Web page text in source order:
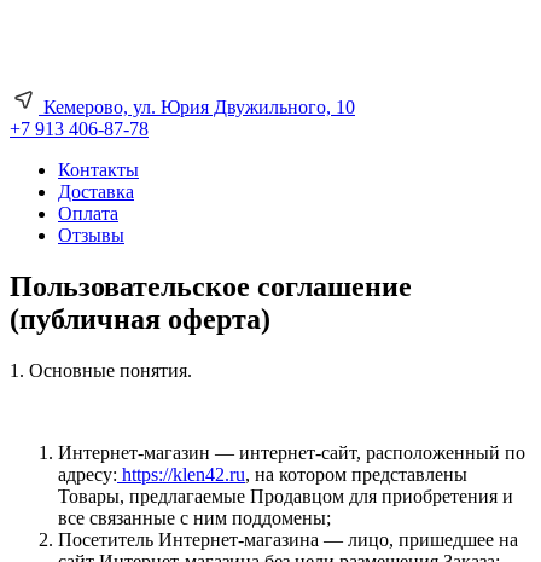
Кемерово, ул. Юрия Двужильного, 10
+7 913 406-87-78
Контакты
Доставка
Оплата
Отзывы
Пользовательское соглашение
(публичная оферта)
1. Основные понятия.
Интернет-магазин — интернет-сайт, расположенный по
адресу: https://klen42.ru, на котором представлены
Товары, предлагаемые Продавцом для приобретения и
все связанные с ним поддомены;
Посетитель Интернет-магазина — лицо, пришедшее на